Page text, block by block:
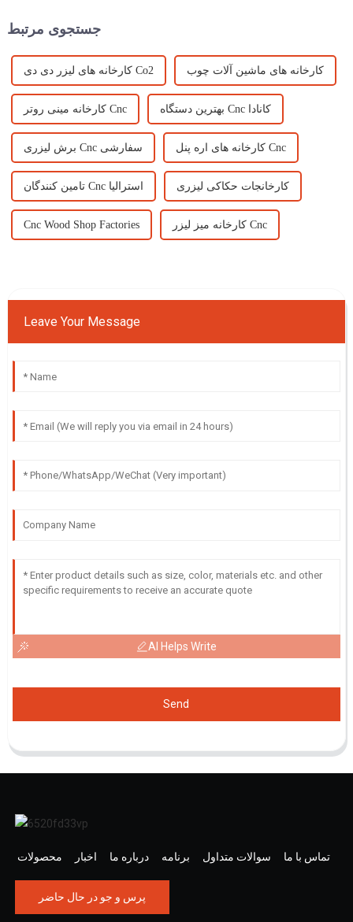
جستجوی مرتبط
کارخانه های لیزر دی دی Co2 کارخانه های ماشین آلات چوب
کارخانه مینی روتر Cnc بهترین دستگاه Cnc کانادا
برش لیزری Cnc سفارشی کارخانه های اره پنل Cnc
تامین کنندگان Cnc استرالیا کارخانجات حکاکی لیزری
Cnc Wood Shop Factories کارخانه میز لیزر Cnc
Leave Your Message
AI Helps Write
Send
محصولات اخبار درباره ما برنامه سوالات متداول تماس با ما
پرس و جو در حال حاضر